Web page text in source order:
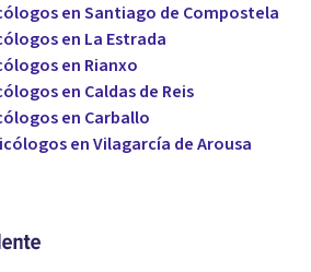
en Santiago de Compostela
en La Estrada
en Rianxo
en Caldas de Reis
en Carballo
en Vilagarcía de Arousa